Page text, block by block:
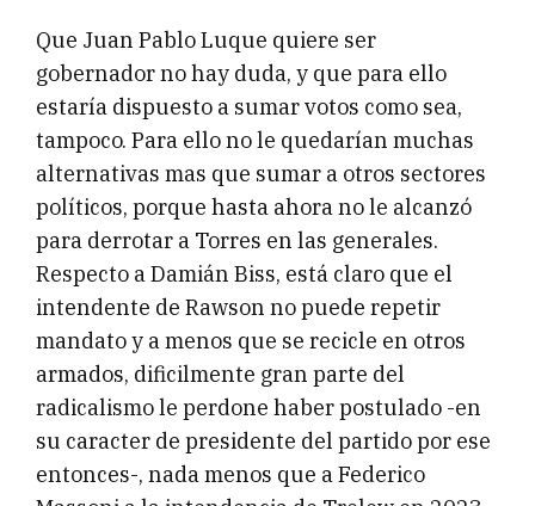
Que Juan Pablo Luque quiere ser
gobernador no hay duda, y que para ello
estaría dispuesto a sumar votos como sea,
tampoco. Para ello no le quedarían muchas
alternativas mas que sumar a otros sectores
políticos, porque hasta ahora no le alcanzó
para derrotar a Torres en las generales.
Respecto a Damián Biss, está claro que el
intendente de Rawson no puede repetir
mandato y a menos que se recicle en otros
armados, dificilmente gran parte del
radicalismo le perdone haber postulado -en
su caracter de presidente del partido por ese
entonces-, nada menos que a Federico